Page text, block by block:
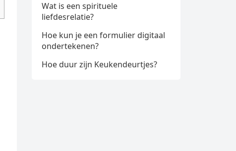
Wat is een spirituele
liefdesrelatie?
Hoe kun je een formulier digitaal
ondertekenen?
Hoe duur zijn Keukendeurtjes?